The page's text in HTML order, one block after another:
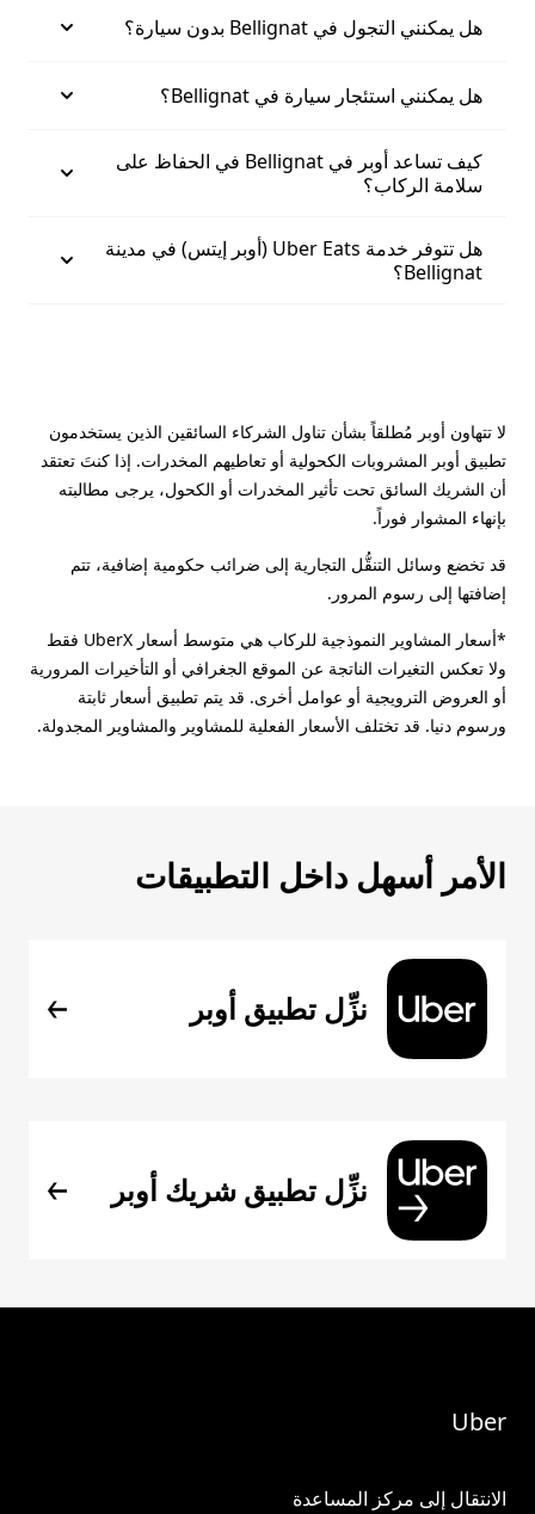
هل يمكنني التجول في Bellignat بدون سيارة؟
هل يمكنني استئجار سيارة في Bellignat؟
كيف تساعد أوبر في Bellignat في الحفاظ على
سلامة الركاب؟
هل تتوفر خدمة Uber Eats (أوبر إيتس) في مدينة
Bellignat؟
لا تتهاون أوبر مُطلقاً بشأن تناول الشركاء السائقين الذين يستخدمون
تطبيق أوبر المشروبات الكحولية أو تعاطيهم المخدرات. إذا كنتَ تعتقد
أن الشريك السائق تحت تأثير المخدرات أو الكحول، يرجى مطالبته
بإنهاء المشوار فوراً.
قد تخضع وسائل التنقُّل التجارية إلى ضرائب حكومية إضافية، تتم
إضافتها إلى رسوم المرور.
*أسعار المشاوير النموذجية للركاب هي متوسط أسعار UberX فقط
ولا تعكس التغيرات الناتجة عن الموقع الجغرافي أو التأخيرات المرورية
أو العروض الترويجية أو عوامل أخرى. قد يتم تطبيق أسعار ثابتة
ورسوم دنيا. قد تختلف الأسعار الفعلية للمشاوير والمشاوير المجدولة.
الأمر أسهل داخل التطبيقات
نزِّل تطبيق أوبر
نزِّل تطبيق شريك أوبر
Uber
الانتقال إلى مركز المساعدة